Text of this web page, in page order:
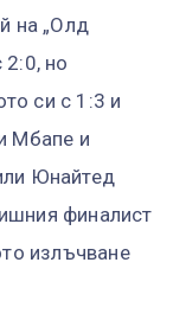
на „Олд
2:0, но
си с 1:3 и
Мбапе и
Юнайтед
финалист
излъчване